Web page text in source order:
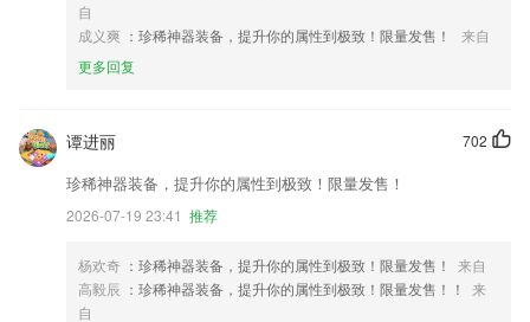
自
成义爽 ：珍稀神器装备，提升你的属性到极致！限量发售！
来自
更多回复
702
谭进丽
珍稀神器装备，提升你的属性到极致！限量发售！
2026-07-19 23:41 推荐
杨欢奇 ：珍稀神器装备，提升你的属性到极致！限量发售！
来自
高毅辰 ：珍稀神器装备，提升你的属性到极致！限量发售！！
来
自